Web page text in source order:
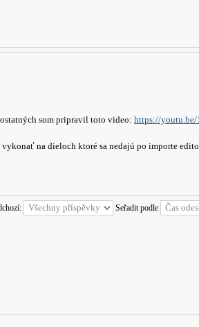
som pripravil toto video: https://
na dieloch ktoré sa nedajú po importe
Seřadit podle